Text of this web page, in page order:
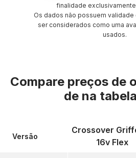
finalidade
Os dados não possuem
ser considerados como uma
usados.
Compare preços de
de na
Versão
Crossover
16v Flex